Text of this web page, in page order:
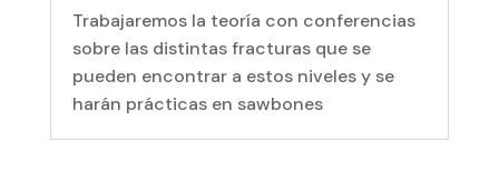
Trabajaremos la teoría con conferencias
sobre las distintas fracturas que se
pueden encontrar a estos niveles y se
harán prácticas en sawbones